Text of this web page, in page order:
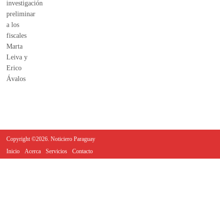
Copyright ©2026. Noticiero Paraguay
Inicio
Acerca Servicios Contacto